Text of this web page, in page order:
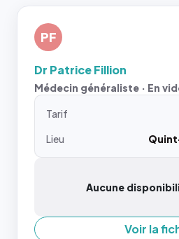
PF
Dr Patrice Fillion
Médecin généraliste · En
Tarif
Lieu
Aucune
Voir la